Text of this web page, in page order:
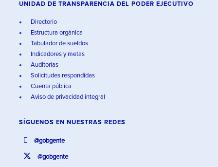
UNIDAD DE TRANSPARENCIA DEL PODER EJECUTIVO
Directorio
Estructura orgánica
Tabulador de sueldos
Indicadores y metas
Auditorías
Solicitudes respondidas
Cuenta pública
Aviso de privacidad integral
SÍGUENOS EN NUESTRAS REDES
@gobgente
@gobgente